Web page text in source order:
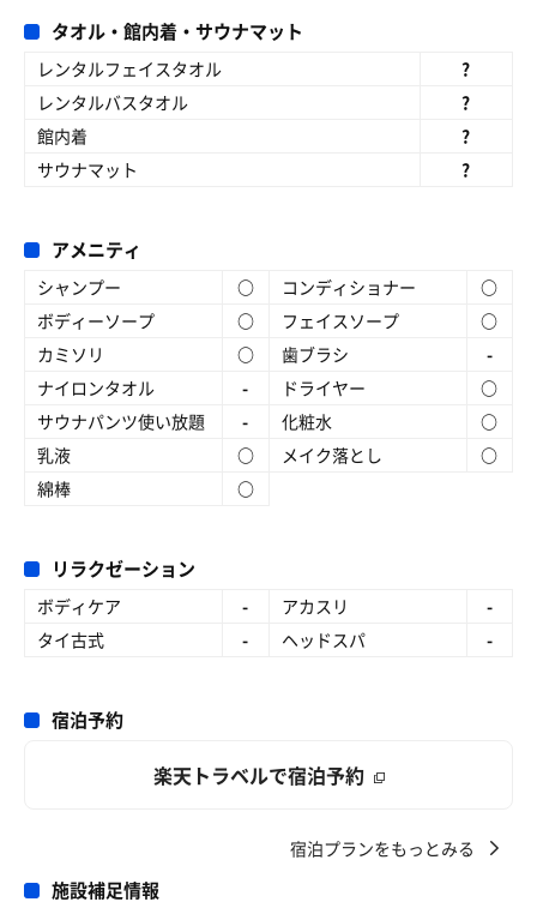
タオル・館内着・サウナマット
レンタルフェイスタオル
?
レンタルバスタオル
?
館内着
?
サウナマット
?
アメニティ
シャンプー ○ コンディショナー
○
ボディーソープ
○ フェイスソープ
○
カミソリ
○ 歯ブラシ
-
ナイロンタオル
- ドライヤー
○
サウナパンツ使い放題
- 化粧水
○
乳液
○ メイク落とし
○
綿棒
○
リラクゼーション
ボディケア - アカスリ
-
タイ古式
- ヘッドスパ -
宿泊予約
楽天トラベルで宿泊予約
宿泊プランをもっとみる
施設補足情報